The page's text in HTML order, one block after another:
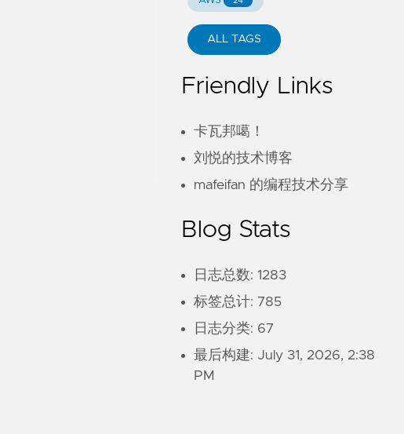
ALL TAGS
Friendly Links
卡瓦邦噶！
刘悦的技术博客
mafeifan 的编程技术分享
Blog Stats
日志总数: 1283
标签总计: 785
日志分类: 67
最后构建: July 31, 2026, 2:38
PM